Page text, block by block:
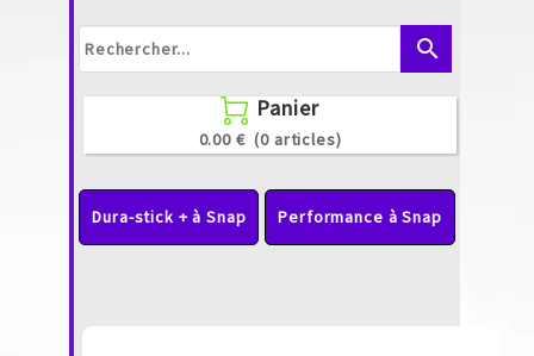
search
 Panier
0.00 € (0 articles)
Dura-stick + à Snap Performance à Snap